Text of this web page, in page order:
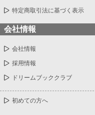
特定商取引法に基づく表示
会社情報
会社情報
採用情報
ドリームブッククラブ
初めての方へ